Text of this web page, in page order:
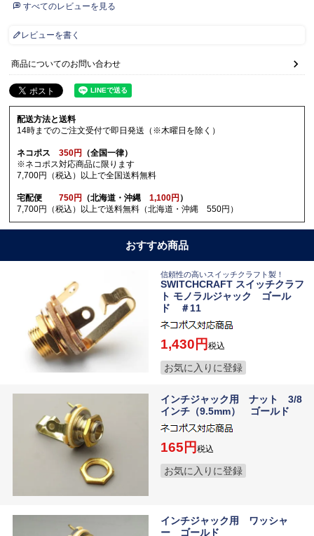
すべてのレビューを見る
レビューを書く
商品についてのお問い合わせ
配送方法と送料
14時までのご注文受付で即日発送（※木曜日を除く）
ネコポス350円
（全国一律）
※ネコポス対応商品に限ります
7,700円（税込）以上で全国送料無料
宅配便750円 （北海道・沖縄1,100円 ）
7,700円（税込）以上で送料無料（北海道・沖縄 550円）
おすすめ商品
信頼性の高いスイッチクラフト製！
SWITCHCRAFT スイッチクラフ
ト モノラルジャック ゴール
ド ＃11
1,430 税込
お気に入りに登録
インチジャック用 ナット 3/8
インチ（9.5mm） ゴールド
165 税込
お気に入りに登録
インチジャック用 ワッシャ
ー ゴールド